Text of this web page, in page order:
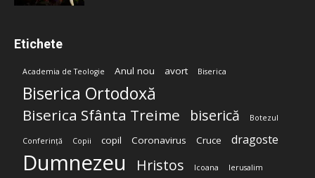
Etichete
Academia de Teologie Anul nou avort Biserica
Biserica Ortodoxă
Biserica Sfânta Treime biserică Botezul
Conferință Copii copil Coronavirus Cruce dragoste
Dumnezeu Hristos Icoana Ierusalim